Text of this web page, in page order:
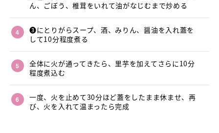
ん、ごぼう、椎茸をいれて油がなじむまで炒める
❸にとりがらスープ、酒、みりん、醤油を入れ蓋を
して10分程度煮る
全体に火が通ってきたら、里芋を加えてさらに10分
程度煮込む
一度、火を止めて30分ほど蓋をしたまま休ませ、再
び、火を入れて温まったら完成